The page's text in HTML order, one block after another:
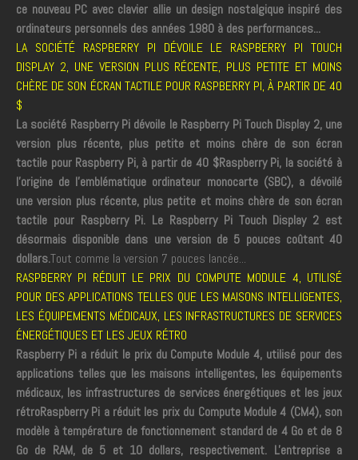
ce nouveau PC avec clavier allie un design nostalgique inspiré des
ordinateurs personnels des années 1980 à des performances...
LA SOCIÉTÉ RASPBERRY PI DÉVOILE LE RASPBERRY PI TOUCH
DISPLAY 2, UNE VERSION PLUS RÉCENTE, PLUS PETITE ET MOINS
CHÈRE DE SON ÉCRAN TACTILE POUR RASPBERRY PI, À PARTIR DE 40
$
La société Raspberry Pi dévoile le Raspberry Pi Touch Display 2, une
version plus récente, plus petite et moins chère de son écran
tactile pour Raspberry Pi, à partir de 40 $Raspberry Pi, la société à
l'origine de l'emblématique ordinateur monocarte (SBC), a dévoilé
une version plus récente, plus petite et moins chère de son écran
tactile pour Raspberry Pi. Le Raspberry Pi Touch Display 2 est
désormais disponible dans une version de 5 pouces coûtant 40
dollars.Tout comme la version 7 pouces lancée...
RASPBERRY PI RÉDUIT LE PRIX DU COMPUTE MODULE 4, UTILISÉ
POUR DES APPLICATIONS TELLES QUE LES MAISONS INTELLIGENTES,
LES ÉQUIPEMENTS MÉDICAUX, LES INFRASTRUCTURES DE SERVICES
ÉNERGÉTIQUES ET LES JEUX RÉTRO
Raspberry Pi a réduit le prix du Compute Module 4, utilisé pour des
applications telles que les maisons intelligentes, les équipements
médicaux, les infrastructures de services énergétiques et les jeux
rétroRaspberry Pi a réduit les prix du Compute Module 4 (CM4), son
modèle à température de fonctionnement standard de 4 Go et de 8
Go de RAM, de 5 et 10 dollars, respectivement. L'entreprise a